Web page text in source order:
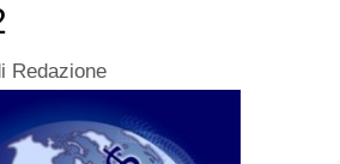
Redazione